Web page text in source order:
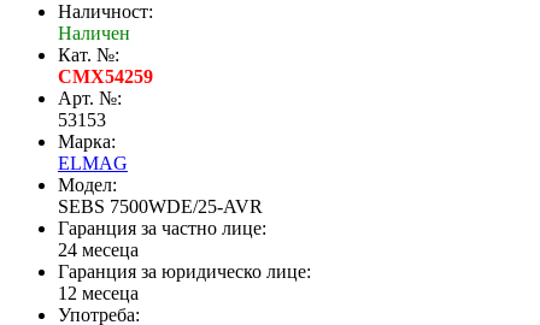
Наличност:
Наличен
Кат. №:
CMX54259
Арт. №:
53153
Марка:
ELMAG
Модел:
SEBS 7500WDE/25-AVR
Гаранция за частно лице:
24 месеца
Гаранция за юридическо лице:
12 месеца
Употреба: